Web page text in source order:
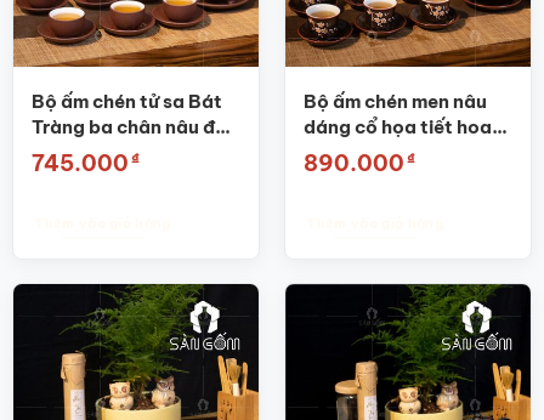
Bộ ấm chén tử sa Bát
Tràng ba chân nâu đỏ
SG-AC22
745.000 ₫
Bộ ấm chén men nâu
dáng cổ họa tiết hoa
đào SG-AC23
890.000 ₫